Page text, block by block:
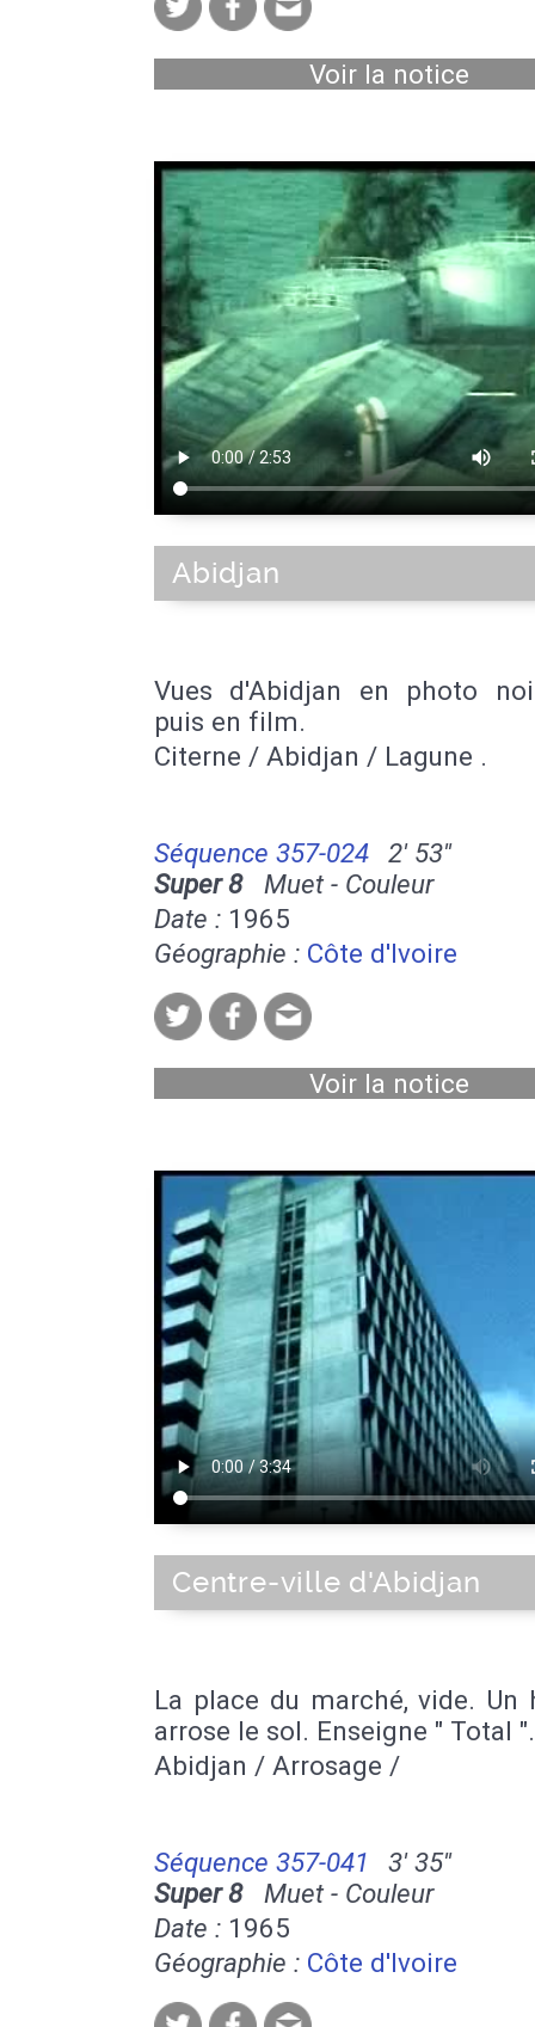
Voir la notice
Abidjan
Vues d'Abidjan en photo
puis en film.
Citerne / Abidjan / Lagune .
Séquence 357-024
2' 53''
Super 8Muet - Couleur
Date : 1965
Géographie : Côte d'Ivoire
Voir la notice
Centre-ville d'Abidjan
La place du marché, vide. Un
arrose le sol. Enseigne " Total ".
Abidjan / Arrosage /
Séquence 357-041
3' 35''
Super 8Muet - Couleur
Date : 1965
Géographie : Côte d'Ivoire